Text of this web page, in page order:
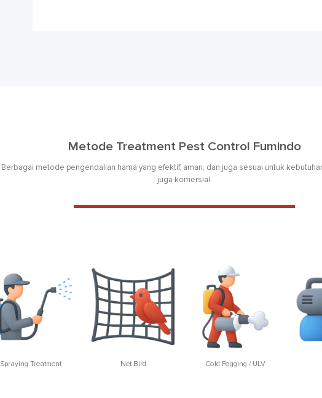
Metode Treatment Pest Control Fumindo
Berbagai metode pengendalian hama yang efektif, aman, dan juga sesuai untuk
juga komersial.
Spraying Treatment Net Bird Cold Fogging / ULV